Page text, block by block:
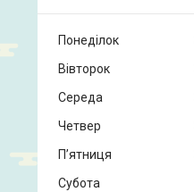
Понеділок
Вівторок
Середа
Четвер
Пʼятниця
Субота